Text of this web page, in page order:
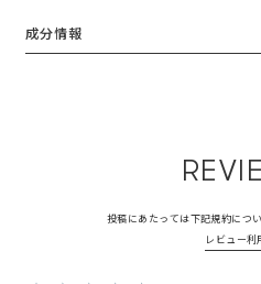
成分情報
投稿にあたっては下記規約につ
レビュー利